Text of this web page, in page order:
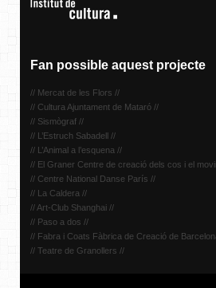
Fan possible aquest projecte
// Mercat de les Flors //
// Cultura Ajuntament de Mataró //
// Sismògraf //
// L’Estruch Sabadell //
// L’Animal a l’esquena //
// El Graner Centre de creació dels cos i el
// Centre National Danse París //
// La Caldera //
// Art-Club Shanghai //
// Paso a dos //
// Fabra i Coats Fàbrica de Creació de
// Teatre de Granollers //